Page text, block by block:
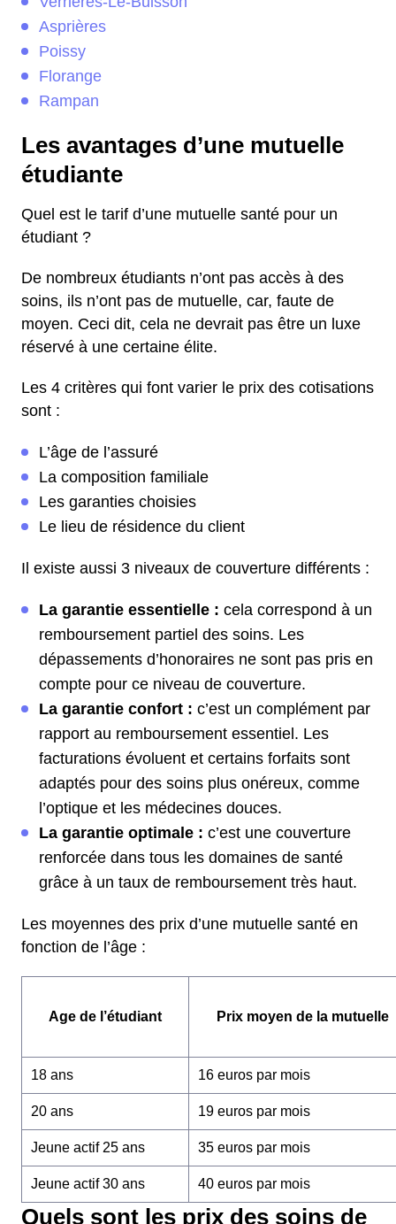
Asprières
Poissy
Florange
Rampan
Les avantages d’une mutuelle
étudiante
Quel est le tarif d’une mutuelle santé pour un
étudiant ?
De nombreux étudiants n’ont pas accès à des
soins, ils n’ont pas de mutuelle, car, faute de
moyen. Ceci dit, cela ne devrait pas être un luxe
réservé à une certaine élite.
Les 4 critères qui font varier le prix des cotisations
sont :
L’âge de l’assuré
La composition familiale
Les garanties choisies
Le lieu de résidence du client
Il existe aussi 3 niveaux de couverture différents :
La garantie essentielle : cela correspond à un
remboursement partiel des soins. Les
dépassements d’honoraires ne sont pas pris en
compte pour ce niveau de couverture.
La garantie confort : c’est un complément par
rapport au remboursement essentiel. Les
facturations évoluent et certains forfaits sont
adaptés pour des soins plus onéreux, comme
l’optique et les médecines douces.
La garantie optimale : c’est une couverture
renforcée dans tous les domaines de santé
grâce à un taux de remboursement très haut.
Les moyennes des prix d’une mutuelle santé en
fonction de l’âge :
Age de l’étudiant Prix moyen de la mutuelle
18 ans 16 euros par mois
20 ans 19 euros par mois
Jeune actif 25 ans 35 euros par mois
Jeune actif 30 ans 40 euros par mois
Quels sont les prix des soins de